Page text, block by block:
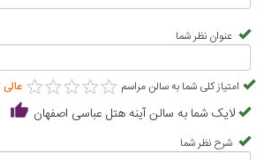
عنوان نظر شما
امتیاز کلی شما به سالن مراسم ★★★★★
★★★★★ عالی
لایک شما به سالن آینه هتل عباسی اصفهان
شرح نظر شما